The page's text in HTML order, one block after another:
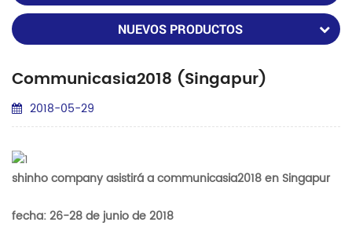
NUEVOS PRODUCTOS
Communicasia2018 (singapur)
2018-05-29
shinho company asistirá a communicasia2018 en Singapur
fecha: 26-28 de junio de 2018